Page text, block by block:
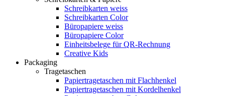
Schreibkarten weiss
Schreibkarten Color
Büropapiere weiss
Büropapiere Color
Einheitsbelege für QR-Rechnung
Creative Kids
Packaging
Tragetaschen
Papiertragetaschen mit Flachhenkel
Papiertragetaschen mit Kordelhenkel